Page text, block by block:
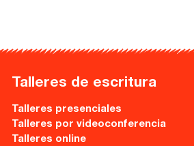
Club de Escritura
Concursos
Talleres de escritura
Talleres presenciales
Talleres por videoconferencia
Talleres online